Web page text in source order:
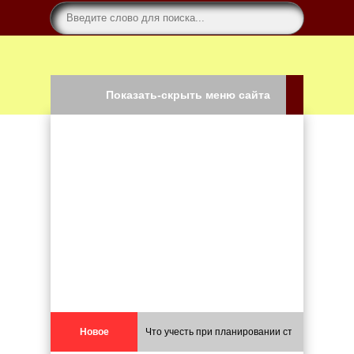
Показать-скрыть меню сайта
Новое Что учесть при планировании строительства